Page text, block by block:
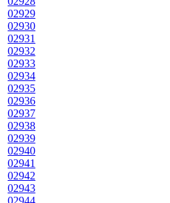
02929
02930
02931
02932
02933
02934
02935
02936
02937
02938
02939
02940
02941
02942
02943
02944